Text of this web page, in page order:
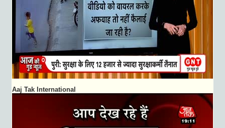
Aaj Tak International